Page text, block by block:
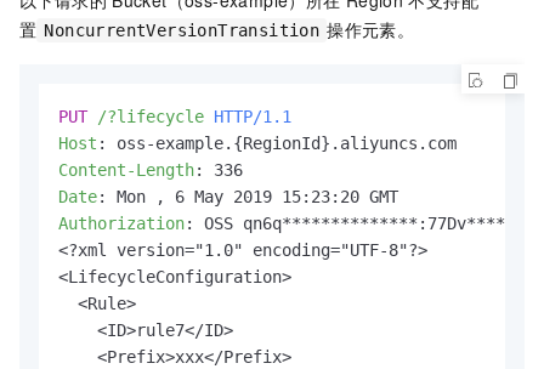
置 NoncurrentVersionTransition 操作元素。
PUT /?lifecycle HTTP/1.1
Host :
Content-Length:
Date:
Authorization: OSS
<?xml version="1.0" encoding="UTF-8"?>
<LifecycleConfiguration>
  <Rule>
    <ID>rule7</ID>
    <Prefix>xxx</Prefix>